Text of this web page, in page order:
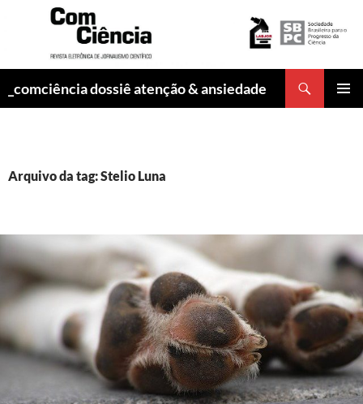
_comciência dossiê atenção & ansiedade
Arquivo da tag: Stelio Luna